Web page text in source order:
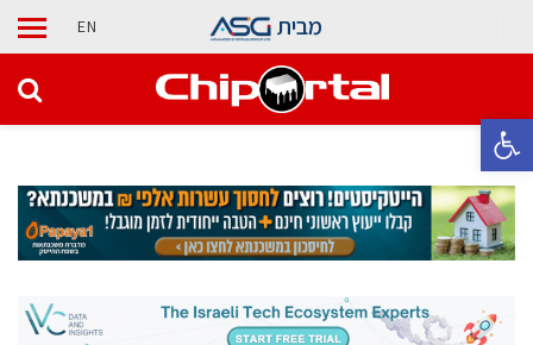
פתח סרגל נגישות
מבית EN